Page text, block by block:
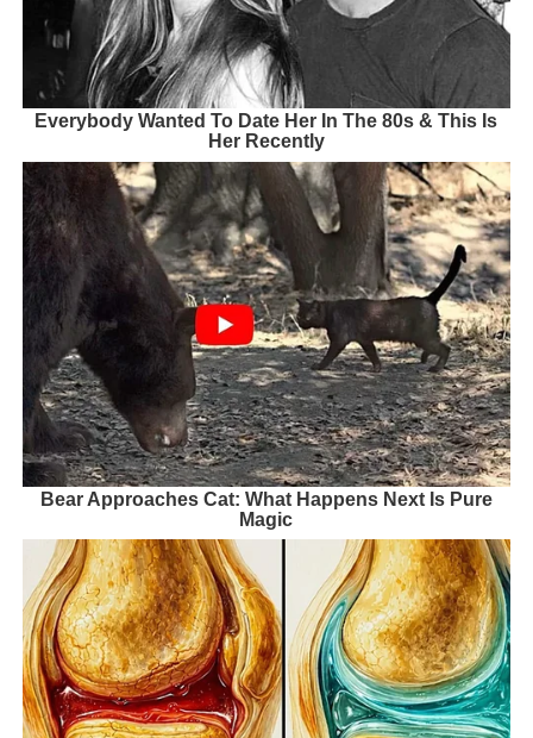
Everybody Wanted To Date Her In The 80s & This Is
Her Recently
Bear Approaches Cat: What Happens Next Is Pure
Magic